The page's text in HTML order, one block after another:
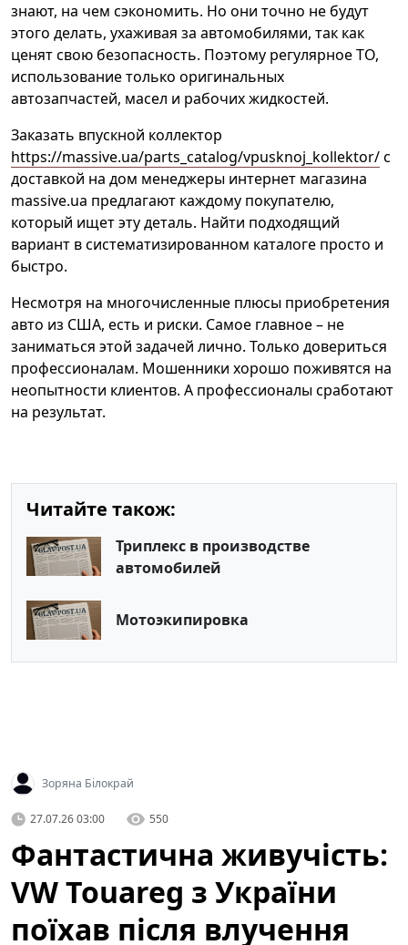
знают, на чем сэкономить. Но они точно не будут
этого делать, ухаживая за автомобилями, так как
ценят свою безопасность. Поэтому регулярное ТО,
использование только оригинальных
автозапчастей, масел и рабочих жидкостей.
Заказать впускной коллектор
https://massive.ua/parts_catalog/vpusknoj_kollektor/с
доставкой на дом менеджеры интернет магазина
massive.ua предлагают каждому покупателю,
который ищет эту деталь. Найти подходящий
вариант в систематизированном каталоге просто и
быстро.
Несмотря на многочисленные плюсы приобретения
авто из США, есть и риски. Самое главное – не
заниматься этой задачей лично. Только довериться
профессионалам. Мошенники хорошо поживятся на
неопытности клиентов. А профессионалы сработают
на результат.
Читайте також:
Триплекс в производстве
автомобилей
Мотоэкипировка
Зоряна Білокрай
27.07.26 03:00 550
Фантастична живучість:
VW Touareg з України
поїхав після влучення